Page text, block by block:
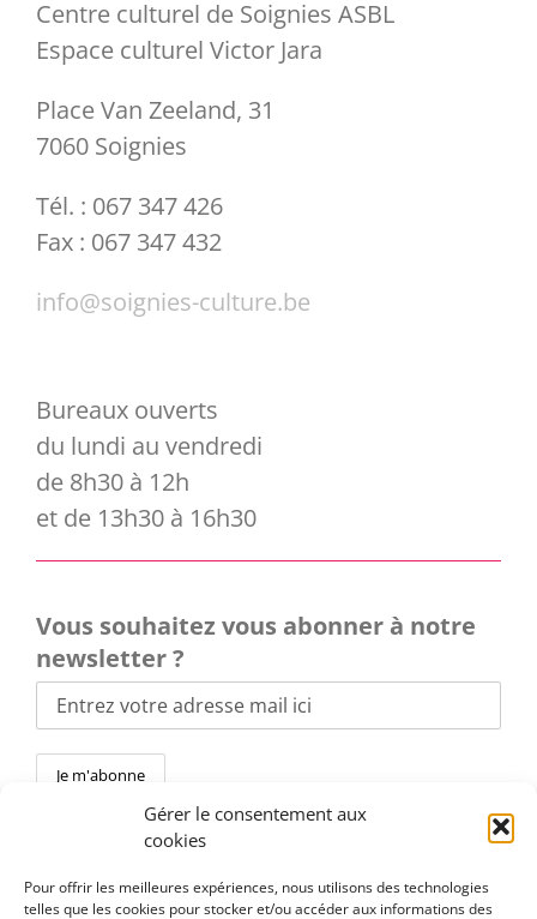
Gérer le consentement aux
cookies
Pour offrir les meilleures expériences, nous utilisons des technologies
telles que les cookies pour stocker et/ou accéder aux informations des
Centre culturel de Soignies ASBL
Espace culturel Victor Jara
Place Van Zeeland, 31
7060 Soignies
Tél. : 067 347 426
Fax : 067 347 432
info@soignies-culture.be
Bureaux ouverts
du lundi au vendredi
de 8h30 à 12h
et de 13h30 à 16h30
Vous souhaitez vous abonner à notre
newsletter ?